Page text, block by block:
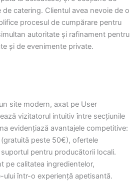
catering. Clientul avea nevoie de o
procesul de cumpărare pentru
autoritate și rafinament pentru
și de evenimente private.
site modern, axat pe User
vizitatorul intuitiv între secțiunile
evidențiază avantajele competitive:
peste 50€), ofertele
pentru producătorii locali.
pe calitatea ingredientelor,
într-o experiență apetisantă.